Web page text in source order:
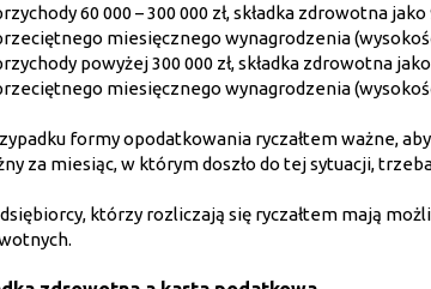
60 000 – 300 000 zł, składka zdrowotna
miesięcznego wynagrodzenia (wysokość
powyżej 300 000 zł, składka zdrowotna
miesięcznego wynagrodzenia (wysokość
formy opodatkowania ryczałtem ważne,
za miesiąc, w którym doszło do tej sytuacji,
którzy rozliczają się ryczałtem mają